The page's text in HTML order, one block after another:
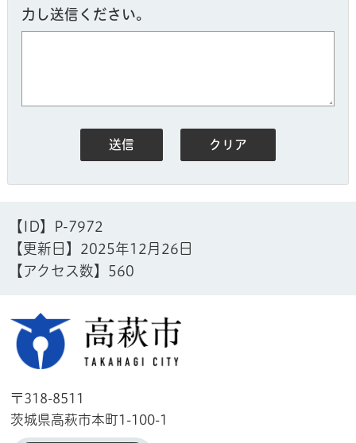
力し送信ください。
【ID】
P-7972
【更新日】 2025年12月26日
【アクセス数】
560
〒318-8511
茨城県高萩市本町1-100-1